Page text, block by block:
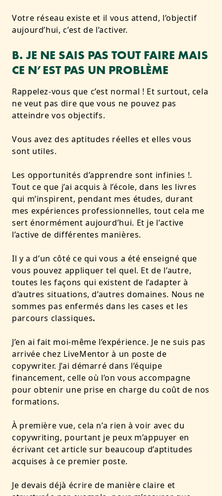
Votre réseau existe et il vous attend, l’objectif
aujourd’hui, c’est de l’activer.
B. JE NE SAIS PAS TOUT FAIRE MAIS
CE N’EST PAS UN PROBLÈME
Rappelez-vous que c’est normal ! Et surtout, cela
ne veut pas dire que vous ne pouvez pas
atteindre vos objectifs.
Vous avez des aptitudes réelles et elles vous
sont utiles.
Les opportunités d’apprendre sont infinies !.
Tout ce que j’ai acquis à l’école, dans les livres
qui m’inspirent, pendant mes études, durant
mes expériences professionnelles, tout cela me
sert énormément aujourd’hui. Et je l’active
l’active de différentes manières.
Il y a d’un côté ce qui vous a été enseigné que
vous pouvez appliquer tel quel. Et de l’autre,
toutes les façons qui existent de l’adapter à
d’autres situations, d’autres domaines. Nous ne
sommes pas enfermés dans les cases et les
parcours classiques.
J’en ai fait moi-même l’expérience. Je ne suis pas
arrivée chez LiveMentor à un poste de
copywriter. J’ai démarré dans l’équipe
financement, celle où l’on vous accompagne
pour obtenir une prise en charge du coût de nos
formations.
À première vue, cela n’a rien à voir avec du
copywriting, pourtant je peux m’appuyer en
écrivant cet article sur beaucoup d’aptitudes
acquises à ce premier poste.
Je devais déjà écrire de manière claire et